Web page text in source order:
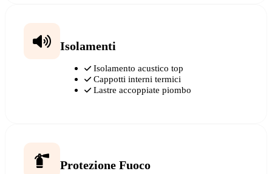
Isolamenti
Isolamento acustico top
Cappotti interni termici
Lastre accoppiate piombo
Protezione Fuoco